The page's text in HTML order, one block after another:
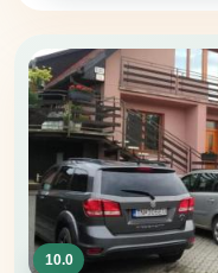
10.0